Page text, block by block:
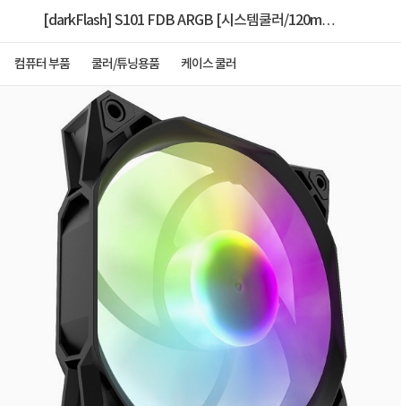
[darkFlash] S101 FDB ARGB [시스템쿨러/120mm]
컴퓨터 부품 쿨러/튜닝용품 케이스 쿨러